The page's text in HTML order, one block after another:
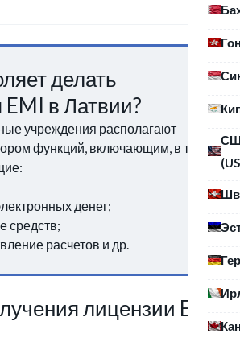
делать
в Латвии?
учреждения располагают
функций, включающим, в том
денег;
средств;
расчетов и др.
лицензии EMI